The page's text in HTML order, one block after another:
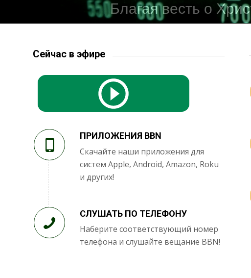
Благая весть о
Сейчас в эфире
ПРИЛОЖЕНИЯ BBN
Скачайте наши приложения для
систем Apple, Android, Amazon, Roku
и других!
СЛУШАТЬ ПО ТЕЛЕФОНУ
Наберите соответствующий номер
телефона и слушайте вещание BBN!